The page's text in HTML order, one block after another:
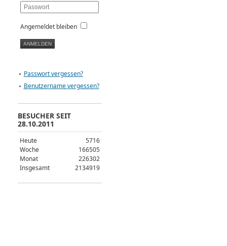
Angemeldet bleiben
Passwort vergessen?
Benutzername vergessen?
BESUCHER SEIT
28.10.2011
Heute
5716
Woche
166505
Monat
226302
Insgesamt
2134919